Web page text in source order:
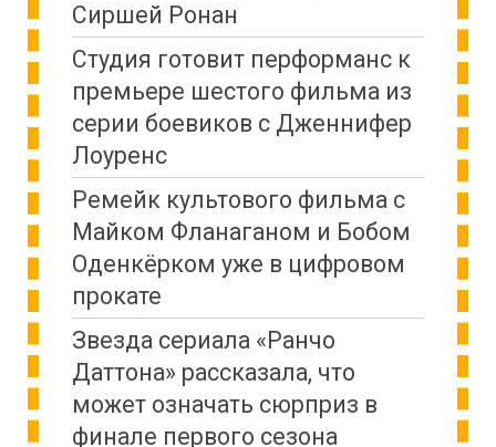
Сиршей Ронан
Студия готовит перформанс к
премьере шестого фильма из
серии боевиков с Дженнифер
Лоуренс
Ремейк культового фильма с
Майком Фланаганом и Бобом
Оденкёрком уже в цифровом
прокате
Звезда сериала «Ранчо
Даттона» рассказала, что
может означать сюрприз в
финале первого сезона